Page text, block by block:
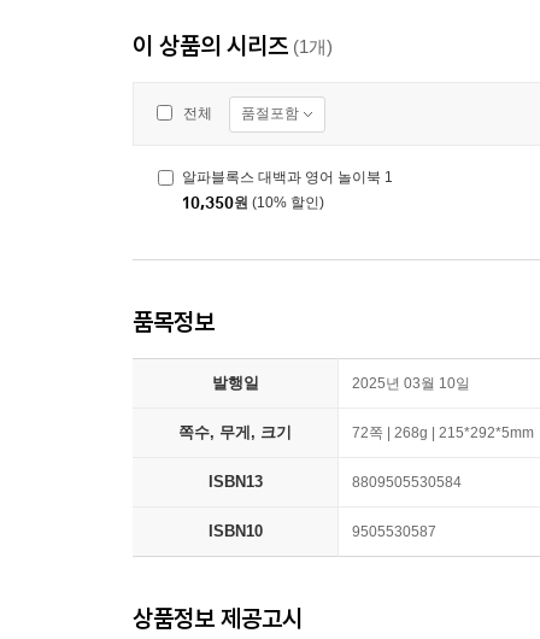
이 상품의 시리즈 (1개)
전체 품절포함
알파블록스 대백과 영어 놀이북 1
10,350원 (10% 할인)
품목정보
발행일 2025년 03월 10일
쪽수, 무게, 크기 72쪽 | 268g | 215*292*5mm
ISBN13 8809505530584
ISBN10 9505530587
상품정보 제공고시